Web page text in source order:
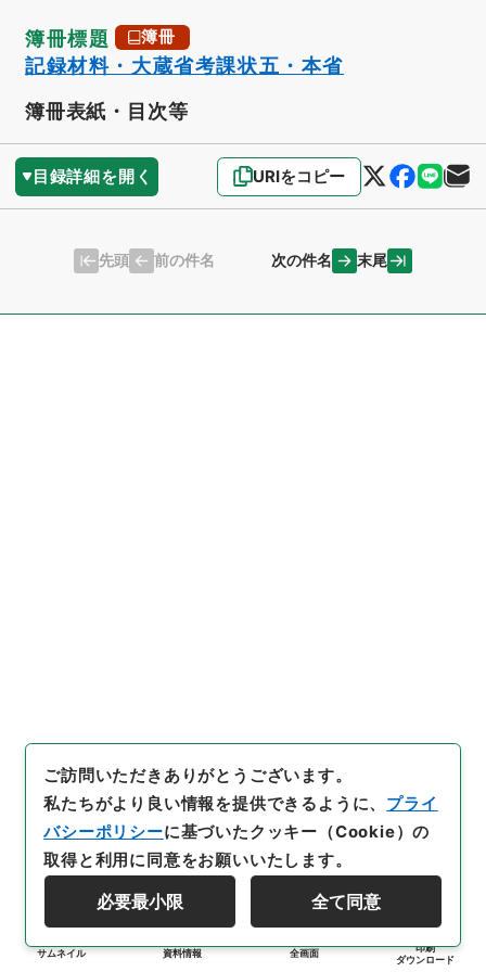
簿冊標題 簿冊
記録材料・大蔵省考課状五・本省
簿冊表紙・目次等
目録詳細を開く URIをコピー
先頭 前の件名 次の件名 末尾
サムネイル 資料情報 全画面
印刷
ダウンロード
ご訪問いただきありがとうございます。
私たちがより良い情報を提供できるように、 プライ
バシーポリシーに基づいたクッキー（Cookie）の
取得と利用に同意をお願いいたします。
必要最小限 全て同意